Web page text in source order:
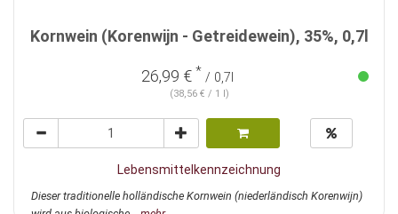
Kornwein (Korenwijn - Getreidewein), 35%, 0,7l
26,99 € * / 0,7l
(38,56 € / 1 l)
Lebensmittelkennzeichnung
Dieser traditionelle holländische Kornwein (niederländisch Korenwijn)